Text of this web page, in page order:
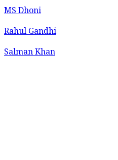
MS Dhoni
Rahul Gandhi
Salman Khan